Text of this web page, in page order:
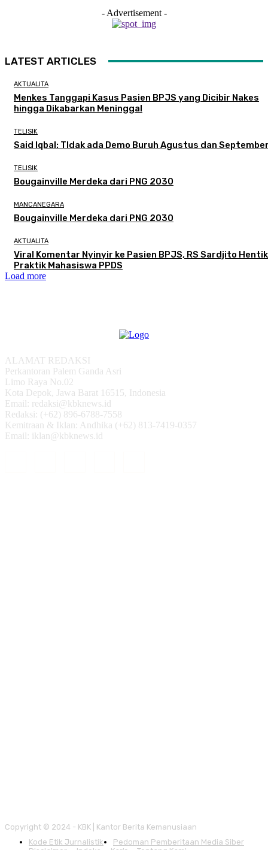
- Advertisement -
LATEST ARTICLES
AKTUALITA
Menkes Tanggapi Kasus Pasien BPJS yang Dicibir Nakes
hingga Dikabarkan Meninggal
TELISIK
Said Iqbal: TIdak ada Demo Buruh Agustus dan
TELISIK
Bougainville Merdeka dari PNG 2030
MANCANEGARA
Bougainville Merdeka dari PNG 2030
AKTUALITA
Viral Komentar Nyinyir ke Pasien BPJS, RS Sardjito
Praktik Mahasiswa PPDS
Load more
ALAMAT REDAKSI
Perkantoran Palem Ganda Asri
Limo Raya No.02
Kota Depok, Jawa Barat 16515, Indonesia
Email: redaksi@kbknews.id
Redaksi: (+62) 896-6788-7558
Kemitraan & Iklan: Andhika (+62) 813-7419-0357
Email: iklan@kbknews.id
Copyright © 2024 - KBK | Kantor Berita Kemanusiaan
Kode Etik Jurnalistik
Pedoman Pemberitaan Media Siber